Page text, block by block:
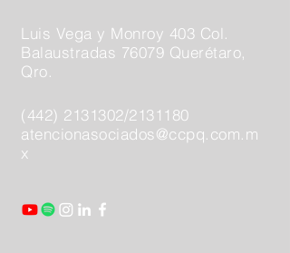
Luis Vega y Monroy 403 Col.
Balaustradas 76079 Querétaro,
Qro.
(442) 2131302/2131180
atencionasociados@ccpq.com.m
x